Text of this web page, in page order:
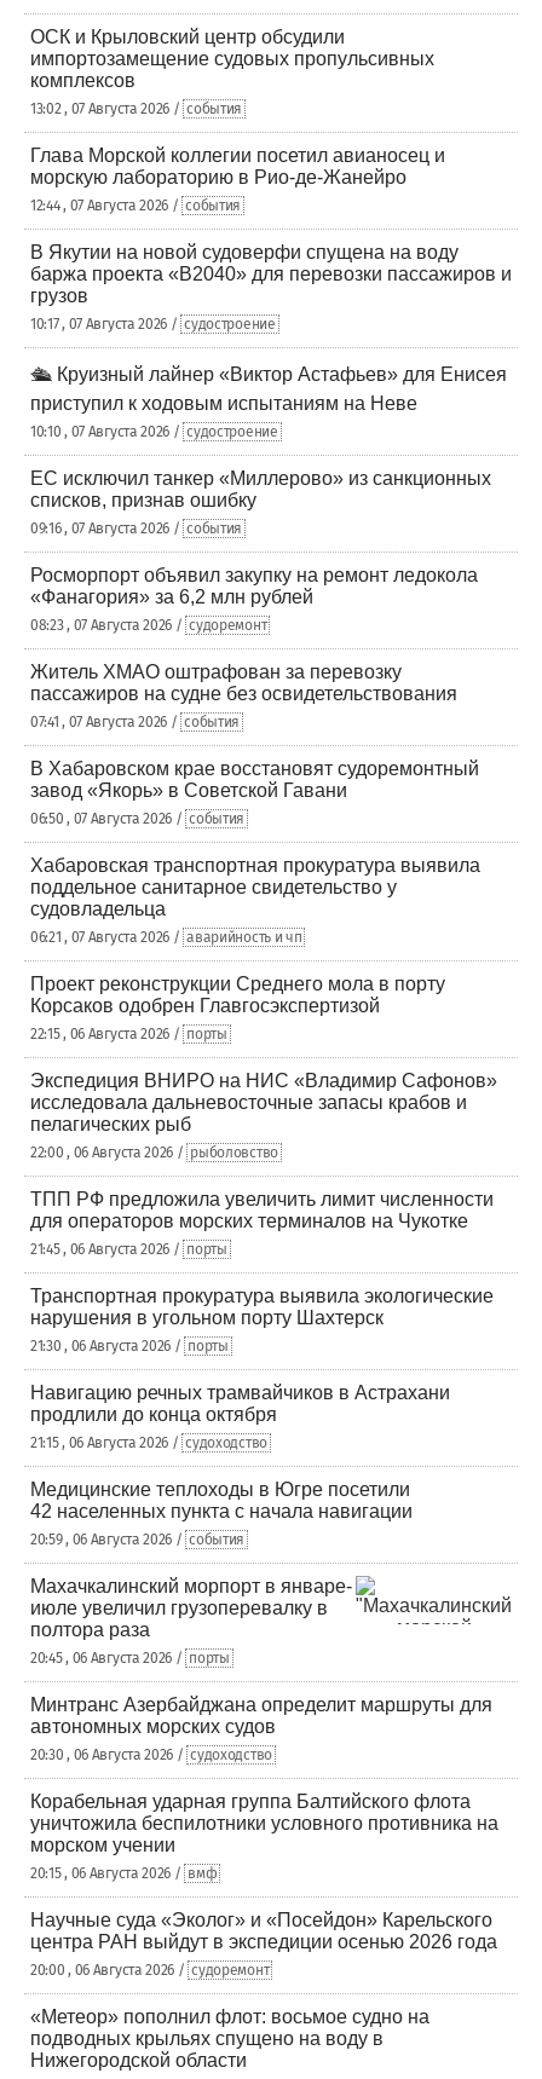
ОСК и Крыловский центр обсудили
импортозамещение судовых пропульсивных
комплексов
13:02 , 07 Августа 2026 / события
Глава Морской коллегии посетил авианосец и
морскую лабораторию в Рио-де-Жанейро
12:44 , 07 Августа 2026 / события
В Якутии на новой судоверфи спущена на воду
баржа проекта «В2040» для перевозки пассажиров и
грузов
10:17 , 07 Августа 2026 / судостроение
🛳️ Круизный лайнер «Виктор Астафьев» для Енисея
приступил к ходовым испытаниям на Неве
10:10 , 07 Августа 2026 / судостроение
ЕС исключил танкер «Миллерово» из санкционных
списков, признав ошибку
09:16 , 07 Августа 2026 / события
Росморпорт объявил закупку на ремонт ледокола
«Фанагория» за 6,2 млн рублей
08:23 , 07 Августа 2026 / судоремонт
Житель ХМАО оштрафован за перевозку
пассажиров на судне без освидетельствования
07:41 , 07 Августа 2026 / события
В Хабаровском крае восстановят судоремонтный
завод «Якорь» в Советской Гавани
06:50 , 07 Августа 2026 / события
Хабаровская транспортная прокуратура выявила
поддельное санитарное свидетельство у
судовладельца
06:21 , 07 Августа 2026 / аварийность и чп
Проект реконструкции Среднего мола в порту
Корсаков одобрен Главгосэкспертизой
22:15 , 06 Августа 2026 / порты
Экспедиция ВНИРО на НИС «Владимир Сафонов»
исследовала дальневосточные запасы крабов и
пелагических рыб
22:00 , 06 Августа 2026 / рыболовство
ТПП РФ предложила увеличить лимит численности
для операторов морских терминалов на Чукотке
21:45 , 06 Августа 2026 / порты
Транспортная прокуратура выявила экологические
нарушения в угольном порту Шахтерск
21:30 , 06 Августа 2026 / порты
Навигацию речных трамвайчиков в Астрахани
продлили до конца октября
21:15 , 06 Августа 2026 / судоходство
Медицинские теплоходы в Югре посетили
42 населенных пункта с начала навигации
20:59 , 06 Августа 2026 / события
Махачкалинский морпорт в январе-
июле увеличил грузоперевалку в
полтора раза
20:45 , 06 Августа 2026 / порты
Минтранс Азербайджана определит маршруты для
автономных морских судов
20:30 , 06 Августа 2026 / судоходство
Корабельная ударная группа Балтийского флота
уничтожила беспилотники условного противника на
морском учении
20:15 , 06 Августа 2026 / вмф
Научные суда «Эколог» и «Посейдон» Карельского
центра РАН выйдут в экспедиции осенью 2026 года
20:00 , 06 Августа 2026 / судоремонт
«Метеор» пополнил флот: восьмое судно на
подводных крыльях спущено на воду в
Нижегородской области